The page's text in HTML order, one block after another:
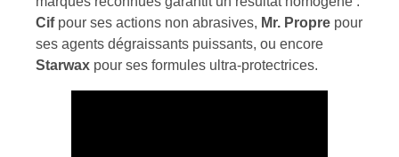
Cifpour ses actions non abrasives, Mr. Propre pour
ses agents dégraissants puissants, ou encore
Starwax pour ses formules ultra-protectrices.